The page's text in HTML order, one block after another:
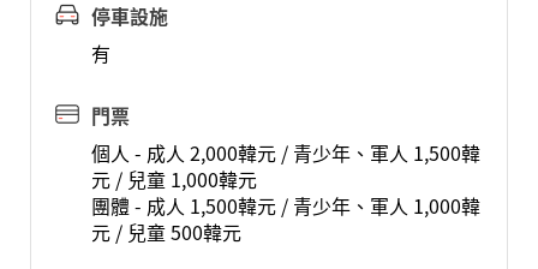
停車設施
有
門票
個人 - 成人 2,000韓元 / 青少年、軍人 1,500韓
元 / 兒童 1,000韓元
團體 - 成人 1,500韓元 / 青少年、軍人 1,000韓
元 / 兒童 500韓元